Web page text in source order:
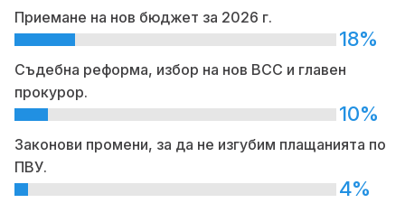
Приемане на нов бюджет за 2026 г.
18%
Съдебна реформа, избор на нов ВСС и главен
прокурор.
10%
Законови промени, за да не изгубим плащанията по
ПВУ.
4%